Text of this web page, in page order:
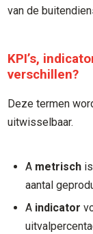
van de
KPI’s,
verschillen?
Deze termen
uitwisselbaar.
A metrisch
aantal
A indicator